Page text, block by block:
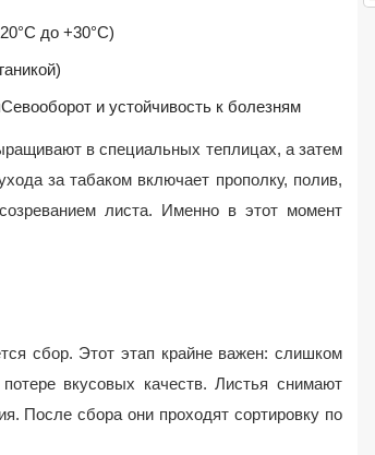
до +30°C)
Севооборот и устойчивость к болезням
в специальных теплицах, а затем
за табаком включает прополку, полив,
листа. Именно в этот момент
сбор. Этот этап крайне важен: слишком
вкусовых качеств. Листья снимают
После сбора они проходят сортировку по